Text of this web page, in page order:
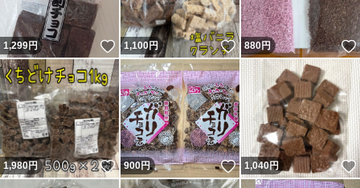
1,299円 いいね！
1,100円 いいね！
880円
1,980円 いいね！
900円 いいね！
1,040円